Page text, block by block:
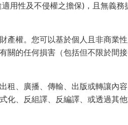
用性及不侵權之擔保)，且無義務
產權。您可以基於個人且非商業
關的任何損害（包括但不限於間
租、廣播、傳輸、出版或轉讓內
化、反組譯、反編譯、或透過其